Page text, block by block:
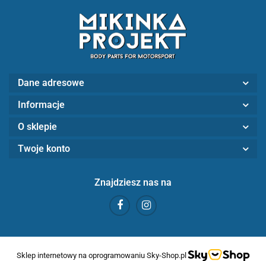
Dane adresowe
Informacje
O sklepie
Twoje konto
Znajdziesz nas na
Sklep internetowy na oprogramowaniu Sky-Shop.pl